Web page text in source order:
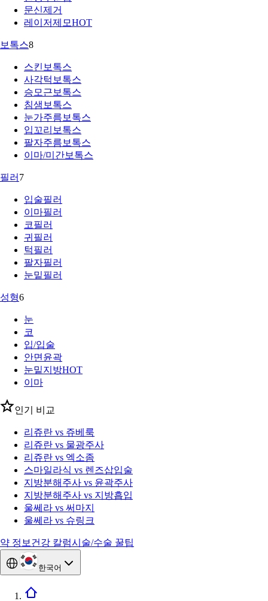
문신제거
레이저제모HOT
보톡스8
스킨보톡스
사각턱보톡스
승모근보톡스
침샘보톡스
눈가주름보톡스
입꼬리보톡스
팔자주름보톡스
이마/미간보톡스
필러 7
입술필러
이마필러
코필러
귀필러
턱필러
팔자필러
눈밑필러
성형6
눈
코
입/입술
안면윤곽
눈밑지방HOT
이마
인기 비교
리쥬란 vs 쥬베룩
리쥬란 vs 물광주사
리쥬란 vs 엑소좀
스마일라식 vs 렌즈삽입술
지방분해주사 vs 윤곽주사
지방분해주사 vs 지방흡입
울쎄라 vs 써마지
울쎄라 vs 슈링크
약 정보 건강 칼럼시술/수술 꿀팁
한국어